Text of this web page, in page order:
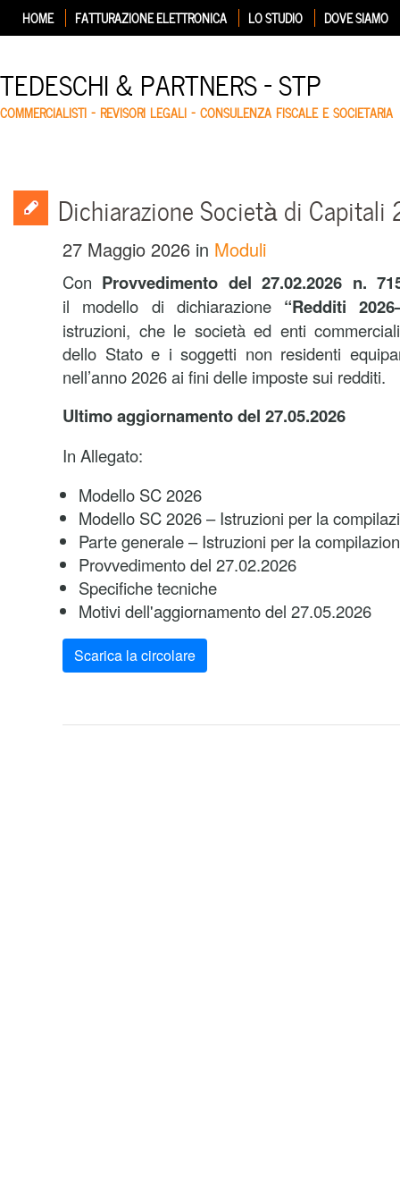
HOME FATTURAZIONE ELETTRONICA LO STUDIO DOVE SIAMO
TEDESCHI & PARTNERS – STP
COMMERCIALISTI – REVISORI LEGALI – CONSULENZA FISCALE E SOCIETARIA
Dichiarazione Società di
27 Maggio 2026 in Moduli
Con Provvedimento del 27.02.2026 n.
il modello di dichiarazione“Redditi
istruzioni, che le società ed enti
dello Stato e i soggetti non residenti
nell’anno 2026 ai fini delle imposte sui redditi.
Ultimo aggiornamento del 27.05.2026
In Allegato:
Modello SC 2026
Modello SC 2026 – Istruzioni per la
Parte generale – Istruzioni per la
Provvedimento del 27.02.2026
Specifiche tecniche
Motivi dell'aggiornamento del 27.05.2026
Scarica la circolare